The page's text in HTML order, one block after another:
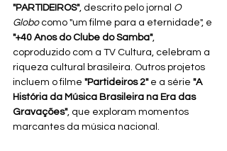
"PARTIDEIROS", descrito pelo jornal O
Globo como "um filme para a eternidade", e
"+40 Anos do Clube do Samba",
coproduzido com a TV Cultura, celebram a
riqueza cultural brasileira. Outros projetos
incluem o filme "Partideiros 2" e a série "A
História da Música Brasileira na Era das
Gravações", que exploram momentos
marcantes da música nacional.